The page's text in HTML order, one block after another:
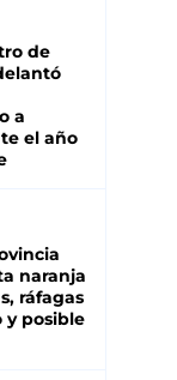
de
a
el año
naranja
ráfagas
y posible